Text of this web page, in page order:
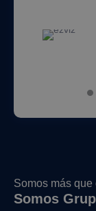
Somos más
Somos